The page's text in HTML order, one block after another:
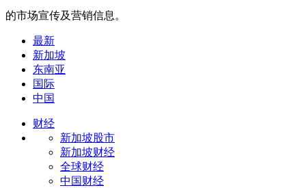
的市场宣传及营销信息。
最新
新加坡
东南亚
国际
中国
财经
新加坡股市
新加坡财经
全球财经
中国财经